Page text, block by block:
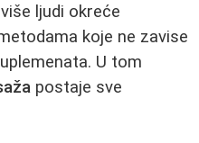
ljudi okreće
koje ne zavise
U tom
postaje sve